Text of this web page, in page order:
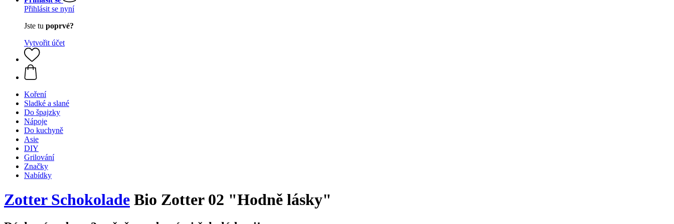
Přihlásit se nyní
Jste tu poprvé?
Vytvořit účet
Koření
Sladké a slané
Do špajzky
Nápoje
Do kuchyně
Asie
DIY
Grilování
Značky
Nabídky
Zotter Schokolade Bio Zotter 02 "Hodně lásky"